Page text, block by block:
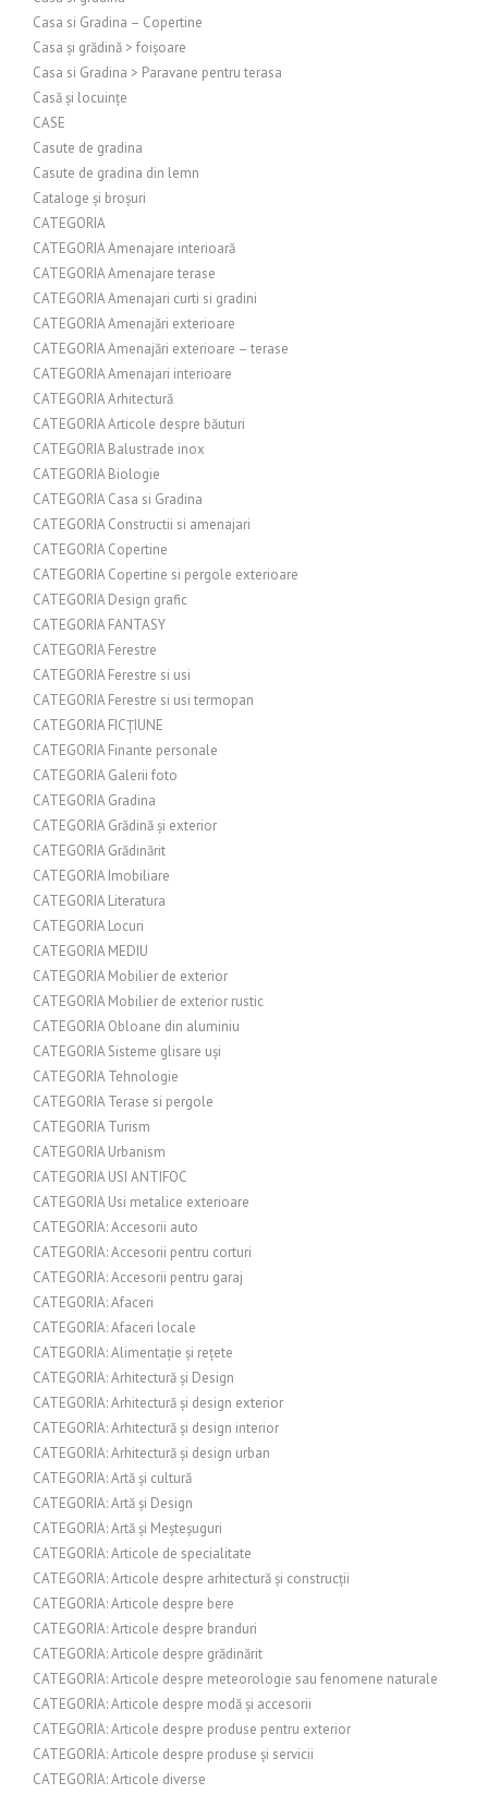
Casa si Gradina – Copertine
Casa și grădină > foișoare
Casa si Gradina > Paravane pentru terasa
Casă și locuințe
CASE
Casute de gradina
Casute de gradina din lemn
Cataloge și broșuri
CATEGORIA
CATEGORIA Amenajare interioară
CATEGORIA Amenajare terase
CATEGORIA Amenajari curti si gradini
CATEGORIA Amenajări exterioare
CATEGORIA Amenajări exterioare – terase
CATEGORIA Amenajari interioare
CATEGORIA Arhitectură
CATEGORIA Articole despre băuturi
CATEGORIA Balustrade inox
CATEGORIA Biologie
CATEGORIA Casa si Gradina
CATEGORIA Constructii si amenajari
CATEGORIA Copertine
CATEGORIA Copertine si pergole exterioare
CATEGORIA Design grafic
CATEGORIA FANTASY
CATEGORIA Ferestre
CATEGORIA Ferestre si usi
CATEGORIA Ferestre si usi termopan
CATEGORIA FICȚIUNE
CATEGORIA Finante personale
CATEGORIA Galerii foto
CATEGORIA Gradina
CATEGORIA Grădină și exterior
CATEGORIA Grădinărit
CATEGORIA Imobiliare
CATEGORIA Literatura
CATEGORIA Locuri
CATEGORIA MEDIU
CATEGORIA Mobilier de exterior
CATEGORIA Mobilier de exterior rustic
CATEGORIA Obloane din aluminiu
CATEGORIA Sisteme glisare uși
CATEGORIA Tehnologie
CATEGORIA Terase si pergole
CATEGORIA Turism
CATEGORIA Urbanism
CATEGORIA USI ANTIFOC
CATEGORIA Usi metalice exterioare
CATEGORIA: Accesorii auto
CATEGORIA: Accesorii pentru corturi
CATEGORIA: Accesorii pentru garaj
CATEGORIA: Afaceri
CATEGORIA: Afaceri locale
CATEGORIA: Alimentație și rețete
CATEGORIA: Arhitectură și Design
CATEGORIA: Arhitectură și design exterior
CATEGORIA: Arhitectură și design interior
CATEGORIA: Arhitectură și design urban
CATEGORIA: Artă și cultură
CATEGORIA: Artă și Design
CATEGORIA: Artă și Meșteșuguri
CATEGORIA: Articole de specialitate
CATEGORIA: Articole despre arhitectură și construcții
CATEGORIA: Articole despre bere
CATEGORIA: Articole despre branduri
CATEGORIA: Articole despre grădinărit
CATEGORIA: Articole despre meteorologie sau fenomene naturale
CATEGORIA: Articole despre modă și accesorii
CATEGORIA: Articole despre produse pentru exterior
CATEGORIA: Articole despre produse și servicii
CATEGORIA: Articole diverse